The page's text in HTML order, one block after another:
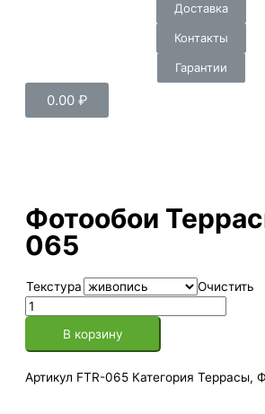
Доставка
Контакты
Гарантии
0.00 ₽
Фотообои
065
Текстура Очистить
В корзину
Артикул FTR-065 Категория Террасы,